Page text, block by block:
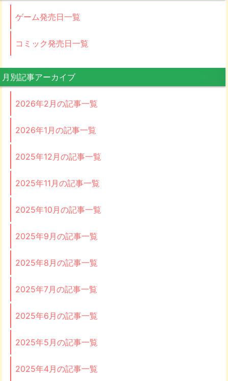
ゲーム発売日一覧
コミック発売日一覧
月別記事アーカイブ
2026年2月の記事一覧
2026年1月の記事一覧
2025年12月の記事一覧
2025年11月の記事一覧
2025年10月の記事一覧
2025年9月の記事一覧
2025年8月の記事一覧
2025年7月の記事一覧
2025年6月の記事一覧
2025年5月の記事一覧
2025年4月の記事一覧